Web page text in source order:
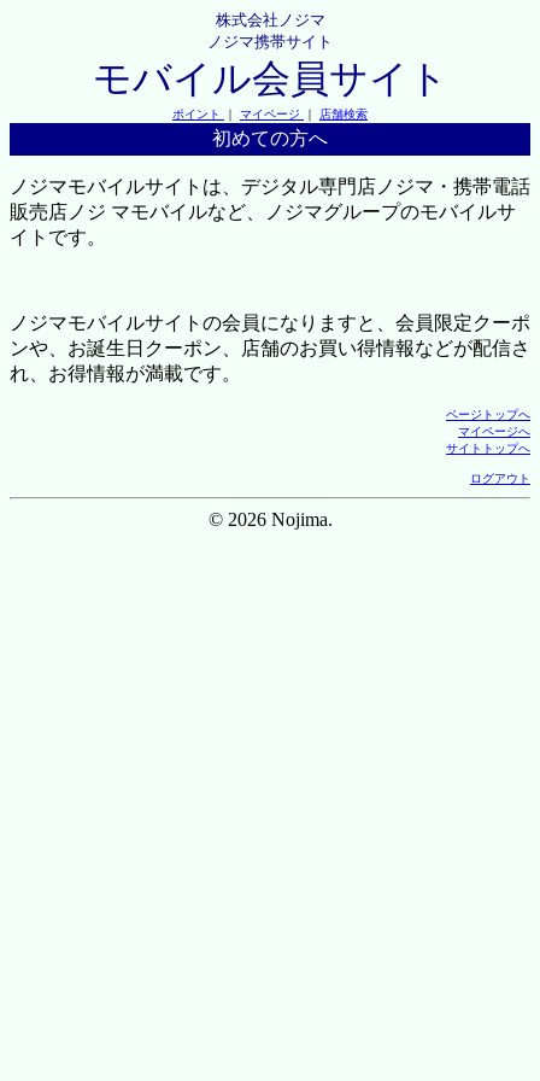
株式会社ノジマ
ノジマ携帯サイト
モバイル会員サイト
ポイント ｜ マイページ ｜ 店舗検索
初めての方へ
ノジマモバイルサイトは、デジタル専門店ノジマ・携帯電話
販売店ノジ マモバイルなど、ノジマグループのモバイルサ
イトです。
ノジマモバイルサイトの会員になりますと、会員限定クーポ
ンや、お誕生日クーポン、店舗のお買い得情報などが配信さ
れ、お得情報が満載です。
ページトップへ
マイページへ
サイトトップへ
ログアウト
© 2026 Nojima.